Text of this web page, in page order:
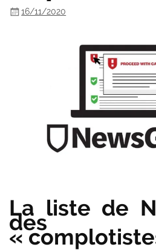
16/11/2020
La liste de
des
«